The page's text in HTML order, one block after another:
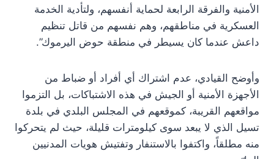
الأمنية والفرقة الرابعة لحماية أنفسهم، ولتأدية الخدمة
العسكرية في مناطقهم، وهم نفسهم من قاتل تنظيم
داعش عندما كان يسيطر في منطقة حوض اليرموك”.
وأوضح القيادي، عدم اشتراك أي أفراد أو ضباط من
الأجهزة الأمنية أو الجيش في هذه الاشتباكات، بل التزموا
مواقعهم القريبة، كموقعهم في المجلس البلدي في بلدة
تسيل الذي لا يبعد سوى كيلومترات قليلة، حيث لم يتحركوا
منه مطلقاً، واكتفوا بالاستنفار وتفتيش هويات المدنيين